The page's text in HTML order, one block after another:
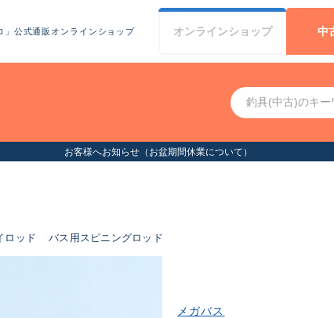
」公式通販オンラインショップ オンラインショップ 中
ロッド バス用スピニングロッド
メガバス